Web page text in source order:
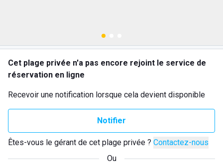
Cet plage privée n'a pas encore rejoint le service de
réservation en ligne
Recevoir une notification lorsque cela devient disponible
Notifier
Êtes-vous le gérant de cet plage privée ? Contactez-nous
Ou